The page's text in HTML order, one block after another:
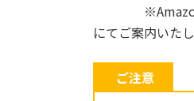
※AmazonPay
にてご案内いたし
ご注意